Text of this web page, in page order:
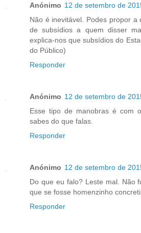
Anónimo 12 de setembro de
Não é inevitável. Podes propor a
de subsídios a quem disser
explica-nos que subsídios do
do Público)
Responder
Anónimo 12 de setembro de
Esse tipo de manobras é com
sabes do que falas.
Responder
Anónimo 12 de setembro de
Do que eu falo? Leste mal. Não
que se fosse homenzinho
Responder